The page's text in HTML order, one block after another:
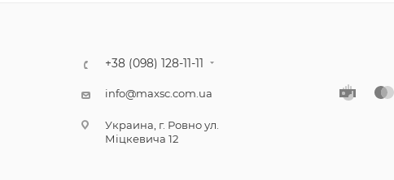
+38 (098) 128-11-11
info@maxsc.com.ua
Украина, г. Ровно ул.
Міцкевича 12